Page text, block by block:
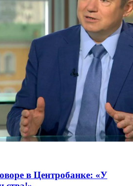
в Центробанке: «У